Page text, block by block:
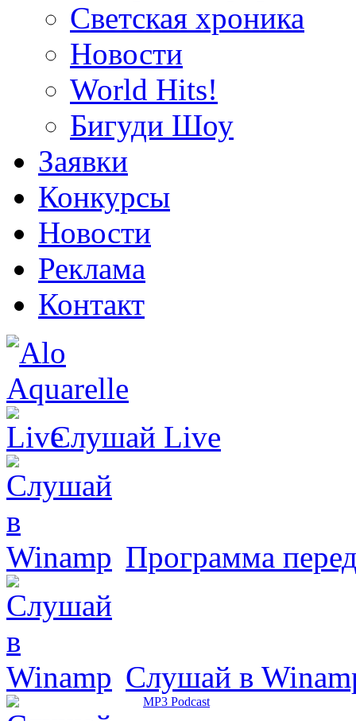
Светская хроника
Новости
World Hits!
Бигуди Шоу
Заявки
Конкурсы
Новости
Реклама
Контакт
Слушай Live
Программа
Слушай в
MP3 Podcast